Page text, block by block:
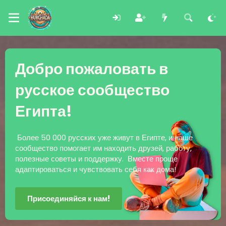
Добро пожаловать в
русское сообщество
Египта!
Более 50 000 русских уже живут в Египте, и наше
сообщество помогает им находить друзей, работу,
полезные советы и поддержку. Вместе проще
адаптироваться и чувствовать себя как дома!
Присоединяйся к нам!